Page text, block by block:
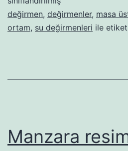
değirmen, değirmenler, masa
ortam, su değirmenleri ile
Manzara